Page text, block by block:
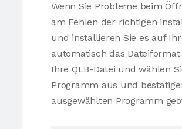
Wenn Sie Probleme beim
am Fehlen der richtigen
und installieren Sie es auf
automatisch das
Ihre QLB-Datei und wählen
Programm aus und
ausgewählten Programm